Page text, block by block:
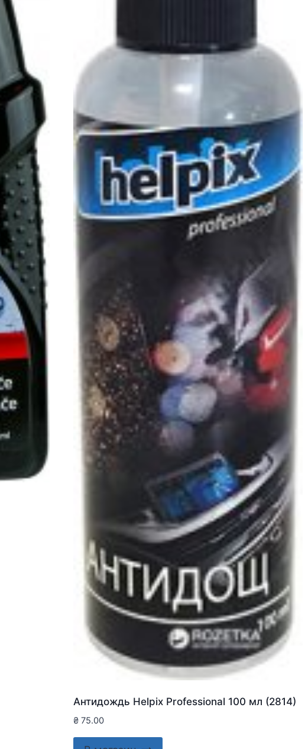
Антидождь Helpix Professional 100 мл (2814)
₴ 75.00